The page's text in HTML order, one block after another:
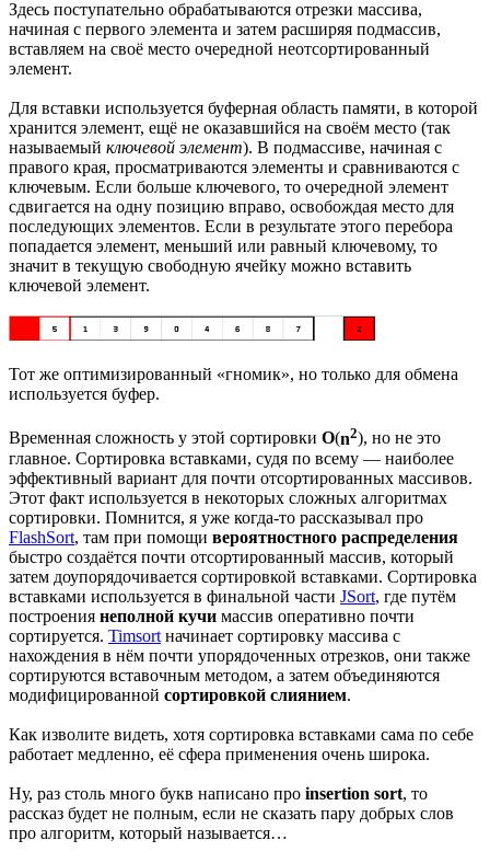
Здесь поступательно обрабатываются отрезки массива,
начиная с первого элемента и затем расширяя подмассив,
вставляем на своё место очередной неотсортированный
элемент.
Для вставки используется буферная область памяти, в которой
хранится элемент, ещё не оказавшийся на своём место (так
называемый ключевой элемент). В подмассиве, начиная с
правого края, просматриваются элементы и сравниваются с
ключевым. Если больше ключевого, то очередной элемент
сдвигается на одну позицию вправо, освобождая место для
последующих элементов. Если в результате этого перебора
попадается элемент, меньший или равный ключевому, то
значит в текущую свободную ячейку можно вставить
ключевой элемент.
Тот же оптимизированный «гномик», но только для обмена
используется буфер.
Временная сложность у этой сортировки O(n2), но не это
главное. Сортировка вставками, судя по всему — наиболее
эффективный вариант для почти отсортированных массивов.
Этот факт используется в некоторых сложных алгоритмах
сортировки. Помнится, я уже когда-то рассказывал про
FlashSort, там при помощи вероятностного распределения
быстро создаётся почти отсортированный массив, который
затем доупорядочивается сортировкой вставками. Сортировка
вставками используется в финальной части JSort, где путём
построения неполной кучи массив оперативно почти
сортируется. Timsort начинает сортировку массива с
нахождения в нём почти упорядоченных отрезков, они также
сортируются вставочным методом, а затем объединяются
модифицированной сортировкой слиянием.
Как изволите видеть, хотя сортировка вставками сама по себе
работает медленно, её сфера применения очень широка.
Ну, раз столь много букв написано про insertion sort, то
рассказ будет не полным, если не сказать пару добрых слов
про алгоритм, который называется…